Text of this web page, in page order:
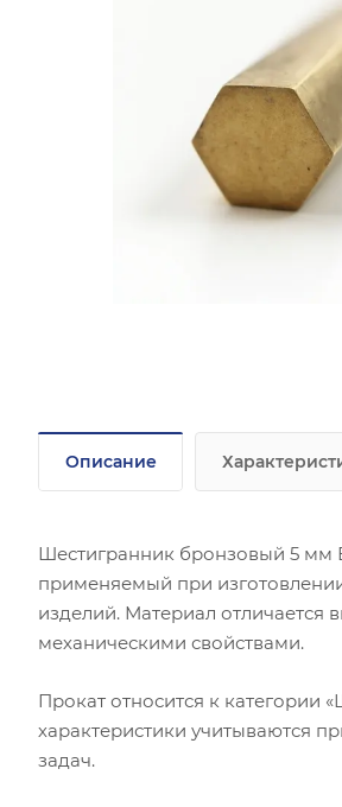
Описание
Шестигранник бронзовый 5 мм
применяемый при
изделий. Материал отличается
механическими свойствами.
Прокат относится к категории
характеристики учитываются
задач.